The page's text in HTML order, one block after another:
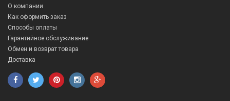
О компании
Как оформить заказ
Способы оплаты
Гарантийное обслуживание
Обмен и возврат товара
Доставка